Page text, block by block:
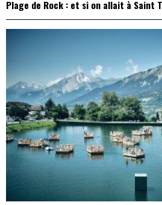
Plage de Rock : et si on allait à Saint